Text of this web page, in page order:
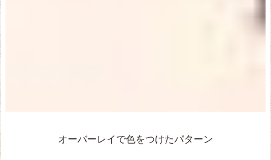
オーバーレイで色をつけたパターン